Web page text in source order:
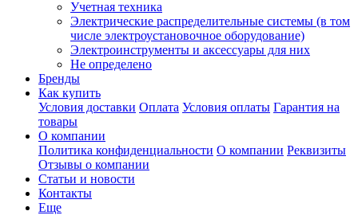
Учетная техника
Электрические распределительные системы (в том
числе электроустановочное оборудование)
Электроинструменты и аксессуары для них
Не определено
Бренды
Как купить
Условия доставки Оплата Условия оплаты Гарантия на
товары
О компании
Политика конфиденциальности О компании Реквизиты
Отзывы о компании
Статьи и новости
Контакты
Еще